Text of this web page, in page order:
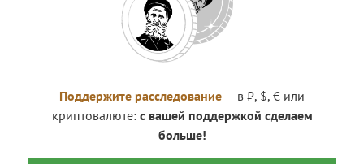
Поддержите расследование — в ₽, $, € или
криптовалюте: с вашей поддержкой сделаем
больше!